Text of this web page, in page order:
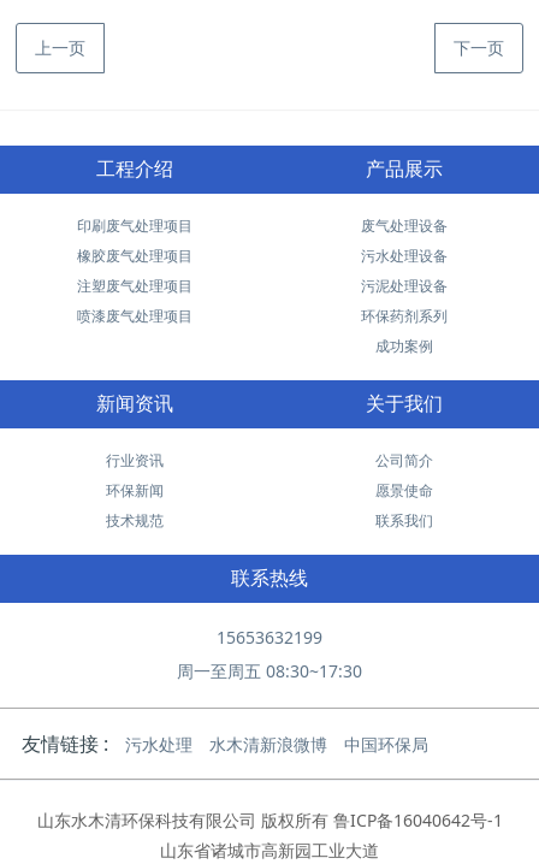
上一页 下一页
工程介绍
印刷废气处理项目
橡胶废气处理项目
注塑废气处理项目
喷漆废气处理项目
产品展示
废气处理设备
污水处理设备
污泥处理设备
环保药剂系列
成功案例
新闻资讯
行业资讯
环保新闻
技术规范
关于我们
公司简介
愿景使命
联系我们
联系热线
15653632199
周一至周五 08:30~17:30
友情链接 : 污水处理 水木清新浪微博 中国环保局
山东水木清环保科技有限公司 版权所有 鲁ICP备16040642号-1
山东省诸城市高新园工业大道